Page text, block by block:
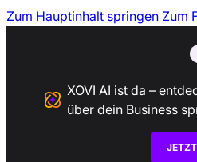
Zum Hauptinhalt springen Zum
XOVI AI ist da –
über dein Business